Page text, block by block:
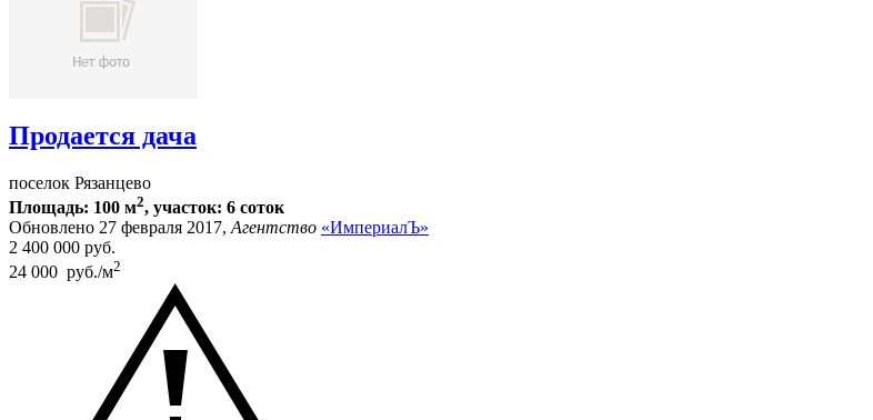
Продается дача
поселок Рязанцево
Площадь: 100 м2, участок: 6 соток
Обновлено 27 февраля 2017,Агентство «ИмпериалЪ»
2 400 000 руб.
24 000 руб./м2